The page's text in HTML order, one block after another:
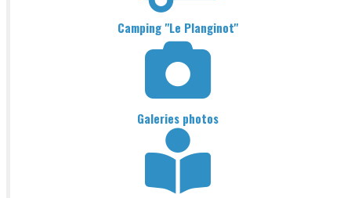
Camping "Le Planginot"
Galeries photos